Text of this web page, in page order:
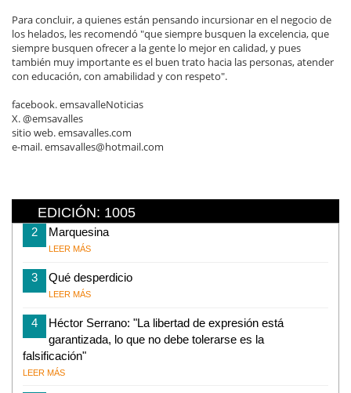
Para concluir, a quienes están pensando incursionar en el negocio de
los helados, les recomendó "que siempre busquen la excelencia, que
siempre busquen ofrecer a la gente lo mejor en calidad, y pues
también muy importante es el buen trato hacia las personas, atender
con educación, con amabilidad y con respeto".
facebook. emsavalleNoticias
X. @emsavalles
sitio web. emsavalles.com
e-mail. emsavalles@hotmail.com
EDICIÓN: 1005
2 Marquesina
LEER MÁS
3 Qué desperdicio
LEER MÁS
4
Héctor Serrano: "La libertad de expresión está
garantizada, lo que no debe tolerarse es la
falsificación"
LEER MÁS